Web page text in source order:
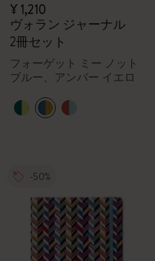
¥ 1,210
ヴォラン ジャーナル
2冊セット
フォーゲット ミー ノット
ブルー、アンバー イエロ
-50%